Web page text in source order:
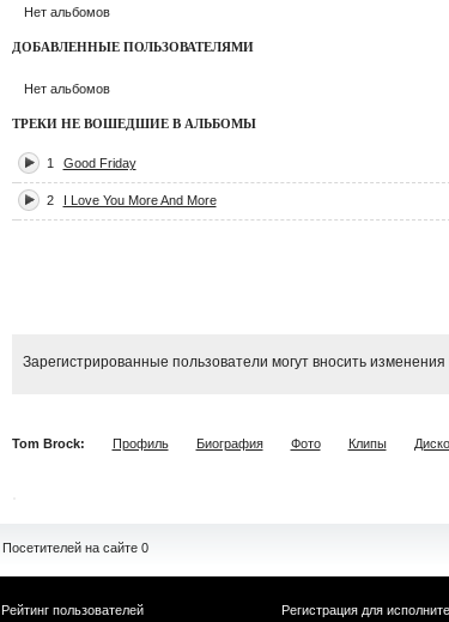
Нет альбомов
ДОБАВЛЕННЫЕ ПОЛЬЗОВАТЕЛЯМИ
Нет альбомов
ТРЕКИ НЕ ВОШЕДШИЕ В АЛЬБОМЫ
1 Good Friday
2 I Love You More And More
Зарегистрированные пользователи могут вносить
Tom Brock: Профиль Биография Фото Клипы
Посетителей на сайте 0
Рейтинг пользователей
Регистрация для